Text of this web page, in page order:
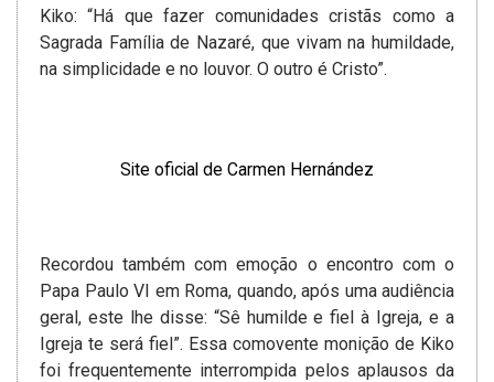
Kiko: “Há que fazer comunidades cristãs como a
Sagrada Família de Nazaré, que vivam na humildade,
na simplicidade e no louvor. O outro é Cristo”.
Site oficial de Carmen Hernández
Recordou também com emoção o encontro com o
Papa Paulo VI em Roma, quando, após uma audiência
geral, este lhe disse: “Sê humilde e fiel à Igreja, e a
Igreja te será fiel”. Essa comovente monição de Kiko
foi frequentemente interrompida pelos aplausos da